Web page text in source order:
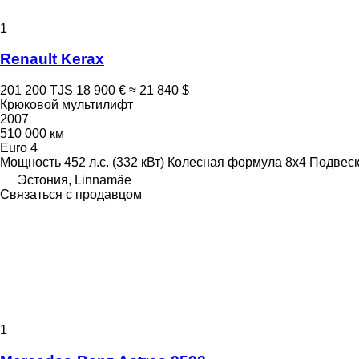
1
Renault Kerax
201 200 TJS 18 900 € ≈ 21 840 $
Крюковой мультилифт
2007
510 000 км
Euro 4
Мощность 452 л.с. (332 кВт) Колесная формула 8x4
Эстония, Linnamäe
Связаться с продавцом
1